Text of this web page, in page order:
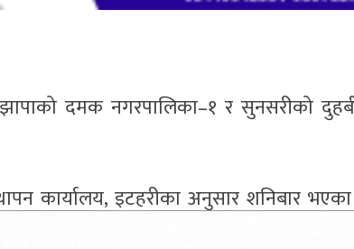
झापाको दमक नगरपालिका–१ र सुनसरीको
कार्यालय, इटहरीका अनुसार शनिबार भएका